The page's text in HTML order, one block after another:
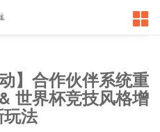
】合作伙伴系统重
世界杯竞技风格增
法